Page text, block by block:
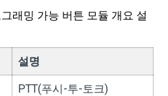
래밍 가능 버튼 모듈 개요 설
설명
PTT(푸시-투-토크)